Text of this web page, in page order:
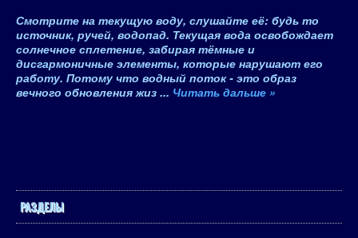
Смотрите на текущую воду, слушайте её: будь то
источник, ручей, водопад. Текущая вода освобождает
солнечное сплетение, забирая тёмные и
дисгармоничные элементы, которые нарушают его
работу. Потому что водный поток - это образ
вечного обновления жиз ... Читать дальше »
РАЗДЕЛЫ